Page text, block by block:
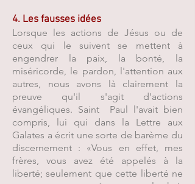
4. Les fausses idées
Lorsque les actions de Jésus ou de
ceux qui le suivent se mettent à
engendrer la paix, la bonté, la
miséricorde, le pardon, l'attention aux
autres, nous avons là clairement la
preuve qu'il s'agit d'actions
évangéliques. Saint Paul l'avait bien
compris, lui qui dans la Lettre aux
Galates a écrit une sorte de barème du
discernement : «Vous en effet, mes
frères, vous avez été appelés à la
liberté; seulement que cette liberté ne